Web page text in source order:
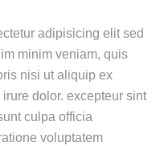
adipisicing elit sed
minim veniam, quis
nisi ut aliquip ex
dolor. excepteur sint
culpa officia
voluptatem